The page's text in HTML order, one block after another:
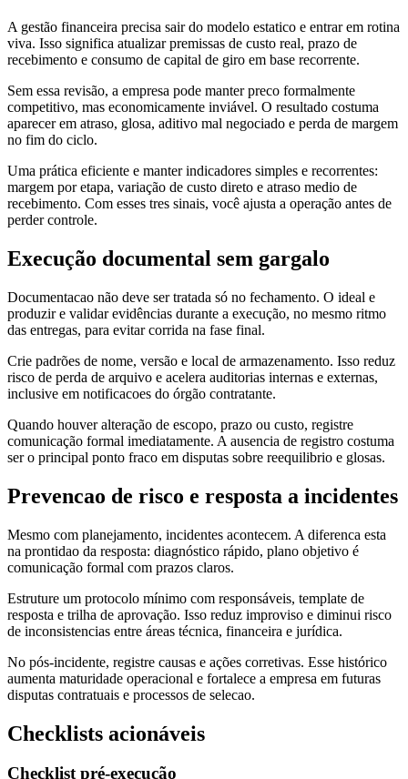
A gestão financeira precisa sair do modelo estatico e entrar em rotina
viva. Isso significa atualizar premissas de custo real, prazo de
recebimento e consumo de capital de giro em base recorrente.
Sem essa revisão, a empresa pode manter preco formalmente
competitivo, mas economicamente inviável. O resultado costuma
aparecer em atraso, glosa, aditivo mal negociado e perda de margem
no fim do ciclo.
Uma prática eficiente e manter indicadores simples e recorrentes:
margem por etapa, variação de custo direto e atraso medio de
recebimento. Com esses tres sinais, você ajusta a operação antes de
perder controle.
Execução documental sem gargalo
Documentacao não deve ser tratada só no fechamento. O ideal e
produzir e validar evidências durante a execução, no mesmo ritmo
das entregas, para evitar corrida na fase final.
Crie padrões de nome, versão e local de armazenamento. Isso reduz
risco de perda de arquivo e acelera auditorias internas e externas,
inclusive em notificacoes do órgão contratante.
Quando houver alteração de escopo, prazo ou custo, registre
comunicação formal imediatamente. A ausencia de registro costuma
ser o principal ponto fraco em disputas sobre reequilibrio e glosas.
Prevencao de risco e resposta a incidentes
Mesmo com planejamento, incidentes acontecem. A diferenca esta
na prontidao da resposta: diagnóstico rápido, plano objetivo é
comunicação formal com prazos claros.
Estruture um protocolo mínimo com responsáveis, template de
resposta e trilha de aprovação. Isso reduz improviso e diminui risco
de inconsistencias entre áreas técnica, financeira e jurídica.
No pós-incidente, registre causas e ações corretivas. Esse histórico
aumenta maturidade operacional e fortalece a empresa em futuras
disputas contratuais e processos de selecao.
Checklists acionáveis
Checklist pré-execução